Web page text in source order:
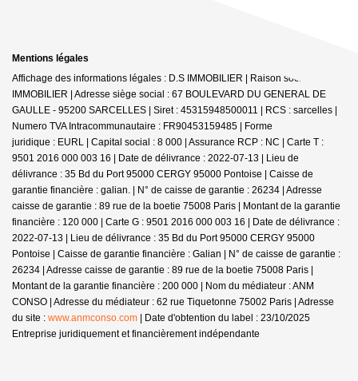
Mentions légales
Affichage des informations légales : D.S IMMOBILIER | Raison sociale : DS
IMMOBILIER | Adresse siège social : 67 BOULEVARD DU GENERAL DE
GAULLE - 95200 SARCELLES | Siret : 45315948500011 | RCS : sarcelles |
Numero TVA Intracommunautaire : FR90453159485 | Forme
juridique : EURL | Capital social : 8 000 | Assurance RCP : NC | Carte T :
9501 2016 000 003 16 | Date de délivrance : 2022-07-13 | Lieu de
délivrance : 35 Bd du Port 95000 CERGY 95000 Pontoise | Caisse de
garantie financière : galian. | N° de caisse de garantie : 26234 | Adresse
caisse de garantie : 89 rue de la boetie 75008 Paris | Montant de la garantie
financière : 120 000 | Carte G : 9501 2016 000 003 16 | Date de délivrance :
2022-07-13 | Lieu de délivrance : 35 Bd du Port 95000 CERGY 95000
Pontoise | Caisse de garantie financière : Galian | N° de caisse de garantie :
26234 | Adresse caisse de garantie : 89 rue de la boetie 75008 Paris |
Montant de la garantie financière : 200 000 | Nom du médiateur : ANM
CONSO | Adresse du médiateur : 62 rue Tiquetonne 75002 Paris | Adresse
du site : www.anmconso.com | Date d'obtention du label : 23/10/2025
Entreprise juridiquement et financièrement indépendante